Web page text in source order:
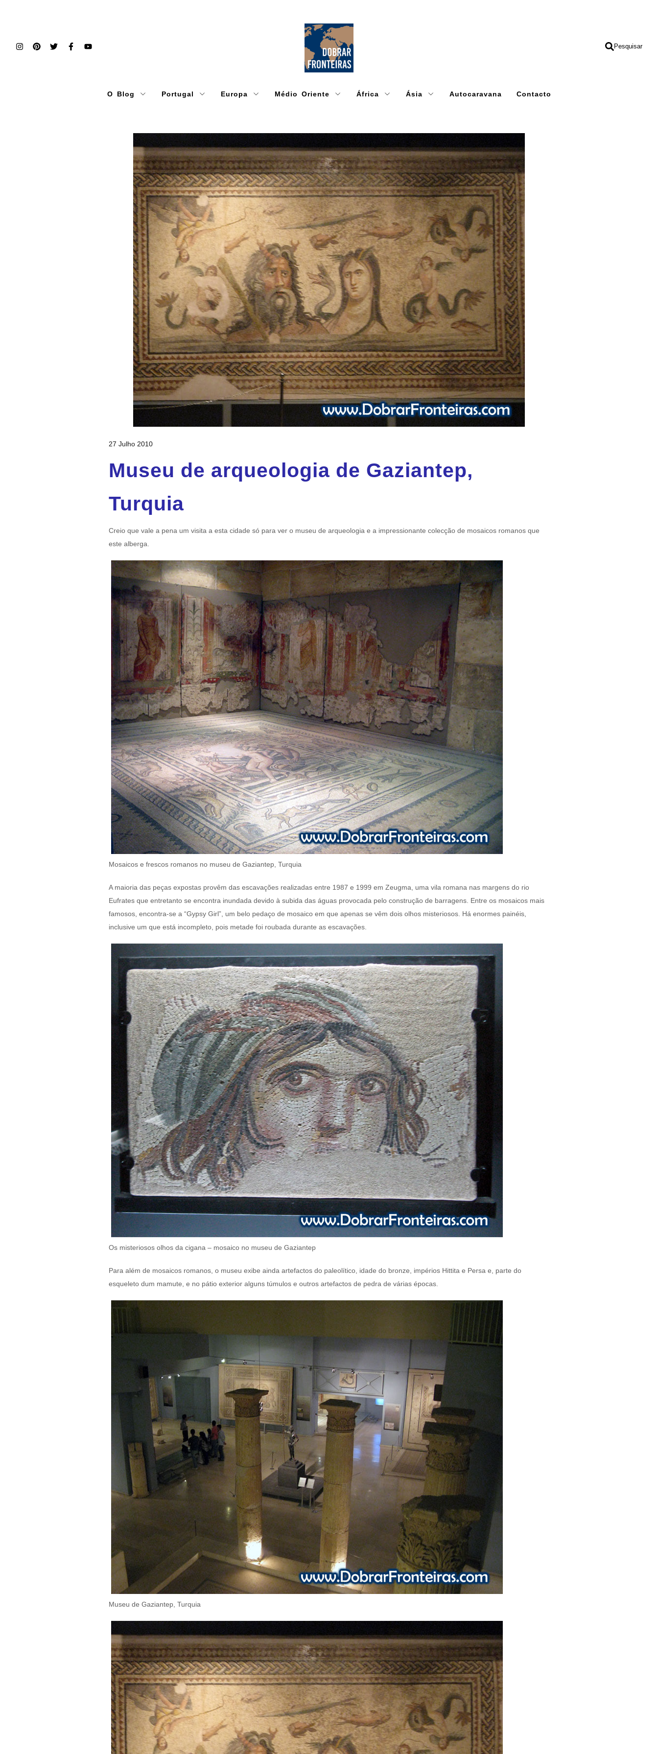
Pesquisar
O Blog Portugal Europa Médio Oriente África Ásia Autocaravana Contacto
27 Julho 2010
Museu de arqueologia de Gaziantep,
Turquia
Creio que vale a pena um visita a esta cidade só para ver o museu de arqueologia e a impressionante colecção de mosaicos romanos que
este alberga.
Mosaicos e frescos romanos no museu de Gaziantep, Turquia
A maioria das peças expostas provêm das escavações realizadas entre 1987 e 1999 em Zeugma, uma vila romana nas margens do rio
Eufrates que entretanto se encontra inundada devido à subida das águas provocada pelo construção de barragens. Entre os mosaicos mais
famosos, encontra-se a “Gypsy Girl”, um belo pedaço de mosaico em que apenas se vêm dois olhos misteriosos. Há enormes painéis,
inclusive um que está incompleto, pois metade foi roubada durante as escavações.
Os misteriosos olhos da cigana – mosaico no museu de Gaziantep
Para além de mosaicos romanos, o museu exibe ainda artefactos do paleolítico, idade do bronze, impérios Hittita e Persa e, parte do
esqueleto dum mamute, e no pátio exterior alguns túmulos e outros artefactos de pedra de várias épocas.
Museu de Gaziantep, Turquia